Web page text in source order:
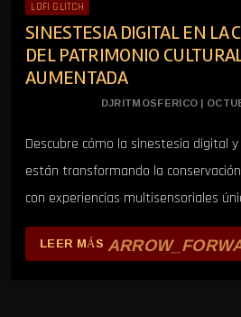
LOFI GLITCH
SINESTESIA DIGITAL EN LA
DEL PATRIMONIO
AUMENTADA
DJRITMOSFERICO |
Descubre cómo la sinestesia digital
están transformando la
con experiencias multisensoriales
LEER MÁS